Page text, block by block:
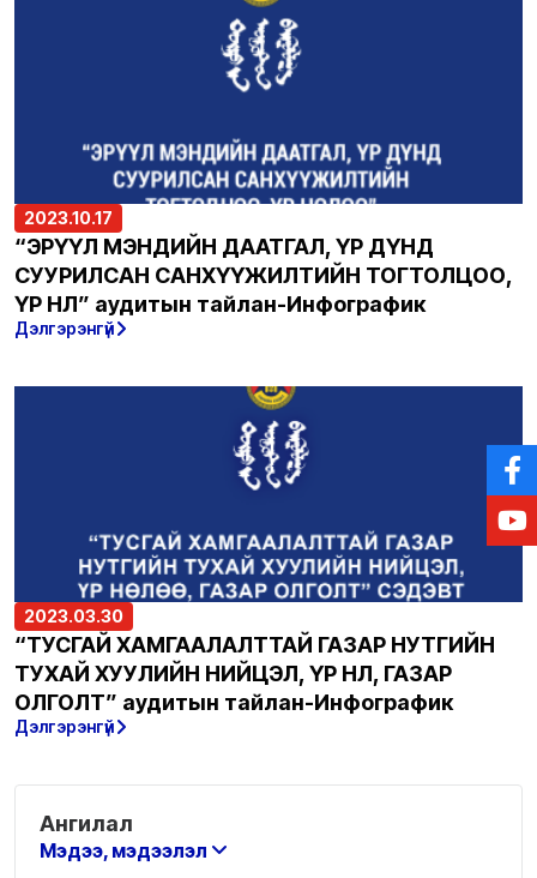
2023.10.17
“ЭРҮҮЛ МЭНДИЙН ДААТГАЛ, ҮР ДҮНД
СУУРИЛСАН САНХҮҮЖИЛТИЙН ТОГТОЛЦОО,
ҮР НӨЛӨӨ” аудитын тайлан-Инфографик
Дэлгэрэнгүй
2023.03.30
“ТУСГАЙ ХАМГААЛАЛТТАЙ ГАЗАР НУТГИЙН
ТУХАЙ ХУУЛИЙН НИЙЦЭЛ, ҮР НӨЛӨӨ, ГАЗАР
ОЛГОЛТ” аудитын тайлан-Инфографик
Дэлгэрэнгүй
Ангилал
Мэдээ, мэдээлэл